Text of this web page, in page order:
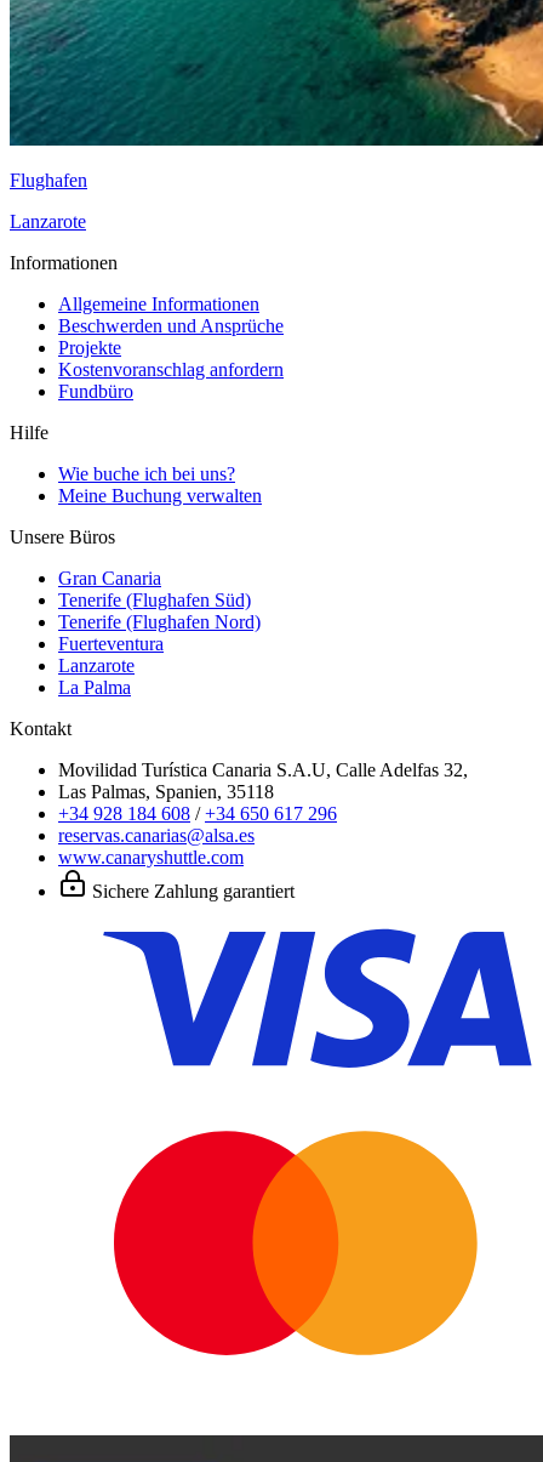
Flughafen
Lanzarote
Informationen
Allgemeine Informationen
Beschwerden und Ansprüche
Projekte
Kostenvoranschlag anfordern
Fundbüro
Hilfe
Wie buche ich bei uns?
Meine Buchung verwalten
Unsere Büros
Gran Canaria
Tenerife (Flughafen Süd)
Tenerife (Flughafen Nord)
Fuerteventura
Lanzarote
La Palma
Kontakt
Movilidad Turística Canaria S.A.U, Calle Adelfas 32,
Las Palmas, Spanien, 35118
+34 928 184 608 / +34 650 617 296
reservas.canarias@alsa.es
www.canaryshuttle.com
Sichere Zahlung garantiert